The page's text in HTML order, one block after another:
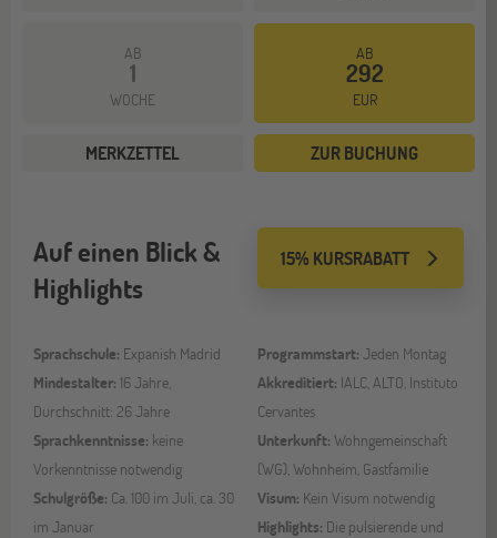
AB
1
WOCHE
AB
292
EUR
MERKZETTEL ZUR BUCHUNG
15% KURSRABATT
Auf einen Blick &
Highlights
Sprachschule: Expanish Madrid
Mindestalter: 16 Jahre,
Durchschnitt: 26 Jahre
Sprachkenntnisse: keine
Vorkenntnisse notwendig
Schulgröße: Ca. 100 im Juli, ca. 30
im Januar
Programmstart: Jeden Montag
Akkreditiert: IALC, ALTO, Instituto
Cervantes
Unterkunft: Wohngemeinschaft
(WG), Wohnheim, Gastfamilie
Visum: Kein Visum notwendig
Highlights: Die pulsierende und